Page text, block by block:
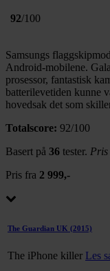
92/100
Samsungs
Android-mobilene.
prosessor, fantastisk
batterilevetiden kunne
hovedsak det som
Totalscore: 92/100
Basert på 36 tester. Pris
Pris fra 2 999,-
The Guardian UK (2015)
The iPhone killer Les